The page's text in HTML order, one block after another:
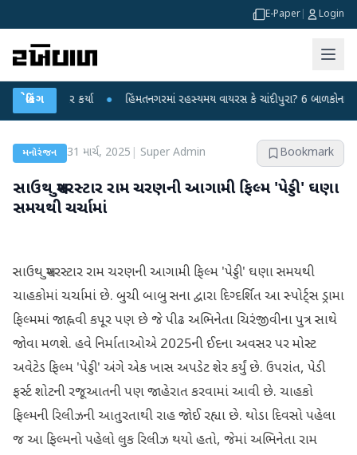
E-Paper Login
બ્રેકિંગ
કર્યા હિંમતનગરમાં રહસ્યમય વાયરસ કે ચાંદીપુરા? 6 બાળકોના મોતથી ફફડાટ
મનોરંજન 31 માર્ચ, 2025 Super Admin Bookmark
સાઉથ સુપરસ્ટાર રામ ચરણની આગામી ફિલ્મ 'પેડ્ડી' ઘણા
સમયથી ચર્ચામાં
સાઉથ સુપરસ્ટાર રામ ચરણની આગામી ફિલ્મ 'પેડ્ડી' ઘણા સમયથી
ચાહકોમાં ચર્ચામાં છે. બુચી બાબુ સના દ્વારા દિગ્દર્શિત આ સ્પોર્ટ્સ ડ્રામા
ફિલ્મમાં જાહ્નવી કપૂર પણ છે જે પીઢ અભિનેતા ચિરંજીવીના પુત્ર સાથે
જોવા મળશે. હવે નિર્માતાઓએ 2025ની ઈદના અવસર પર મોસ્ટ
અવેટેડ ફિલ્મ 'પેડ્ડી' અંગે એક ખાસ અપડેટ શેર કર્યું છે. ઉપરાંત, પેડી
ફર્સ્ટ શોટની રજૂઆતની પણ જાહેરાત કરવામાં આવી છે. ચાહકો
ફિલ્મની રિલીઝની આતુરતાથી રાહ જોઈ રહ્યા છે. થોડા દિવસો પહેલા
જ આ ફિલ્મનો પહેલો લુક રિલીઝ થયો હતો, જેમાં અભિનેતા રામ